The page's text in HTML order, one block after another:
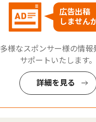
広告出稿
しません
多様なスポンサー様の情報
サポートいたします。
詳細を見る